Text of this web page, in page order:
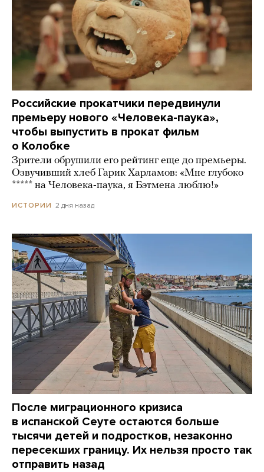
Российские прокатчики передвинули
премьеру нового «Человека-паука»,
чтобы выпустить в прокат фильм
о Колобке
Зрители обрушили его рейтинг еще до премьеры.
Озвучивший хлеб Гарик Харламов: «Мне глубоко
***** на Человека-паука, я Бэтмена люблю!»
ИСТОРИИ 2 дня назад
После миграционного кризиса
в испанской Сеуте остаются больше
тысячи детей и подростков, незаконно
пересекших границу. Их нельзя просто так
отправить назад